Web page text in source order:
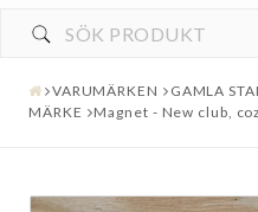
VARUMÄRKEN
GAMLA
MÄRKE
Magnet - New club,